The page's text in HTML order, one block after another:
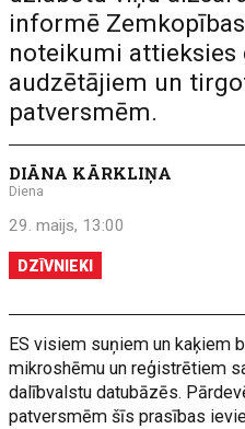
informē
noteikumi attieksies
audzētājiem un
patversmēm.
DIĀNA KĀRKLIŅA
Diena
29. maijs, 13:00
DZĪVNIEKI
ES visiem suņiem un kaķiem
mikroshēmu un reģistrētiem
dalībvalstu datubāzēs.
patversmēm šīs prasības